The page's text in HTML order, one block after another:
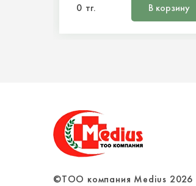
0 тг. В корзину
©ТОО компания Medius 2026